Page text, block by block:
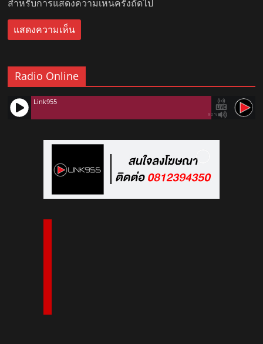
สำหรับการแสดงความเห็นครั้งถัดไป
Radio Online
90%
Link955